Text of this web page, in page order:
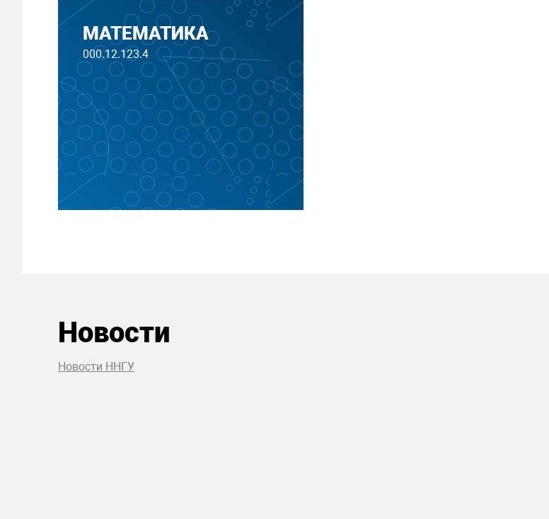
МАТЕМАТИКА
000.12.123.4
Новости
Новости ННГУ